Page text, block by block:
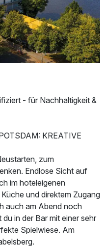
p.P. ab
- für Nachhaltigkeit &
KREATIVE
zum
Endlose Sicht auf
im hoteleigenen
und direktem Zugang
auch am Abend noch
in der Bar mit einer sehr
Spielwiese. Am